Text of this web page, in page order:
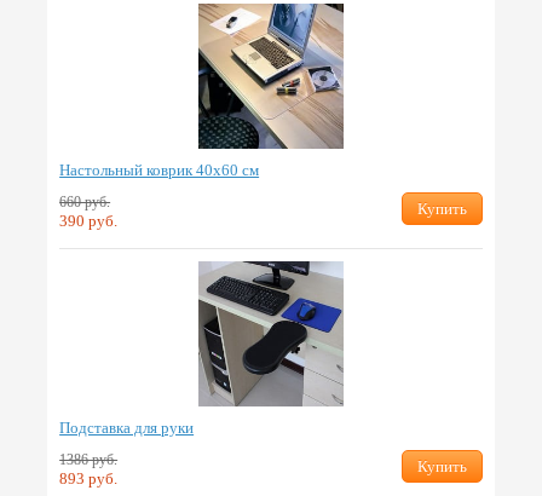
Настольный коврик 40х60 см
660 руб.
390 руб.
Купить
Подставка для руки
1386 руб.
893 руб.
Купить